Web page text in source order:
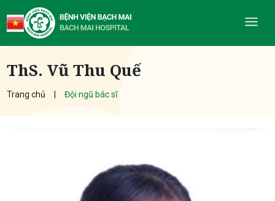
ThS. Vũ Thu Quế
Trang chủ Đội ngũ bác sĩ